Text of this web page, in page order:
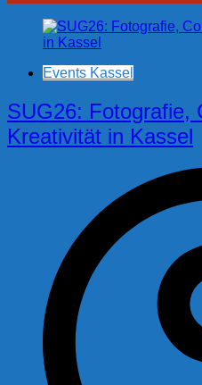
Events Kassel
SUG26: Fotografie,
Kreativität in Kassel